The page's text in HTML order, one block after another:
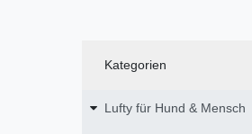
Kategorien
Lufty für Hund & Mensch